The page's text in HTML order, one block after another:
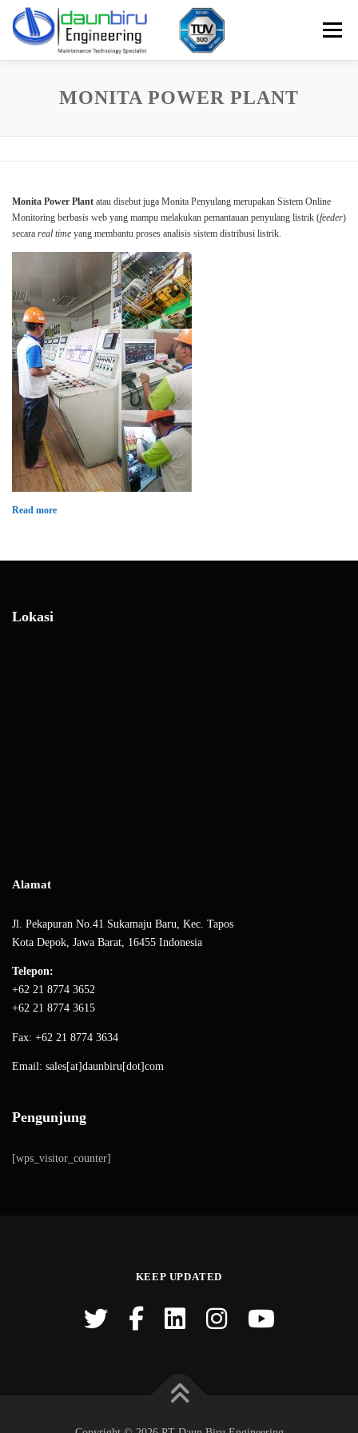
content
Menu
Perusahaan Produk Layanan Hubungi Kami
MONITA POWER PLANT
Monita Power Plant atau disebut juga Monita Penyulang merupakan Sistem Online
Monitoring berbasis web yang mampu melakukan pemantauan penyulang listrik (feeder)
secara real time yang membantu proses analisis sistem distribusi listrik.
Read more
Lokasi
Alamat
Jl. Pekapuran No.41 Sukamaju Baru, Kec. Tapos
Kota Depok, Jawa Barat, 16455 Indonesia
Telepon:
+62 21 8774 3652
+62 21 8774 3615
Fax: +62 21 8774 3634
Email: sales[at]daunbiru[dot]com
Pengunjung
[wps_visitor_counter]
KEEP UPDATED